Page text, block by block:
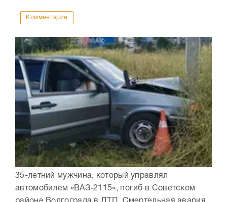
Комментарии
35-летний мужчина, который управлял
автомобилем «ВАЗ-2115», погиб в Советском